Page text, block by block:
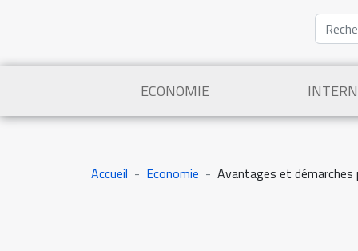
ECONOMIE
Accueil Economie Avantages et démarches